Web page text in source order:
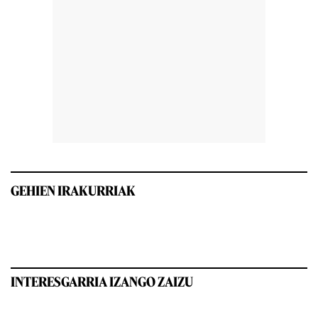
GEHIEN IRAKURRIAK
INTERESGARRIA IZANGO ZAIZU